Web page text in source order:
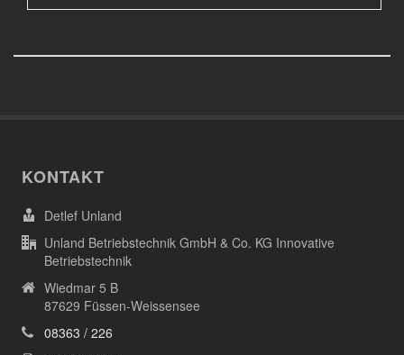
KONTAKT
Detlef Unland
Unland Betriebstechnik GmbH & Co. KG Innovative
Betriebstechnik
Wiedmar 5 B
87629 Füssen-Weissensee
08363 / 226